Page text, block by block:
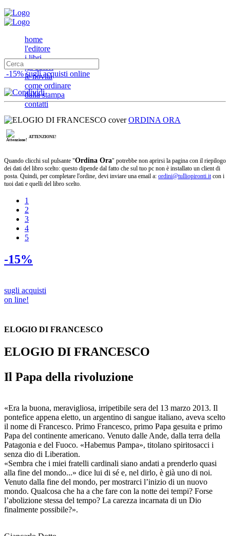
home
l'editore
i libri
gli autori
le novità
come ordinare
dalla stampa
contatti
-15% sugli acquisti online
ORDINA ORA
ATTENZIONE!
Quando clicchi sul pulsante "Ordina Ora" potrebbe non aprirsi la pagina con il riepilogo
dei dati del libro scelto: questo dipende dal fatto che sul tuo pc non è installato un client di
posta. Quindi, per completare l'ordine, devi inviare una email a: ordini@tulliopironti.itcon i
tuoi dati e quelli del libro scelto.
1
2
3
4
5
-15%
sugli acquisti
on line!
ELOGIO DI FRANCESCO
ELOGIO DI FRANCESCO
Il Papa della rivoluzione
«Era la buona, meravigliosa, irripetibile sera del 13 marzo 2013. Il
pontefice appena eletto, un argentino di sangue italiano, aveva scelto
il nome di Francesco. Primo Francesco, primo Papa gesuita e primo
Papa del continente americano. Venuto dalle Ande, dalla terra della
Patagonia e del Fuoco. «Habemus Pampa», titolano spiritosacci i
senza dio di Liberation.
«Sembra che i miei fratelli cardinali siano andati a prenderlo quasi
alla fine del mondo...» dice lui di sé e, nel dirlo, è già uno di noi.
Venuto dalla fine del mondo, per mostrarci l’inizio di un nuovo
mondo. Qualcosa che ha a che fare con la notte dei tempi? Forse
l’abolizione stessa del tempo? La carezza incarnata di un Dio
finalmente possibile?».